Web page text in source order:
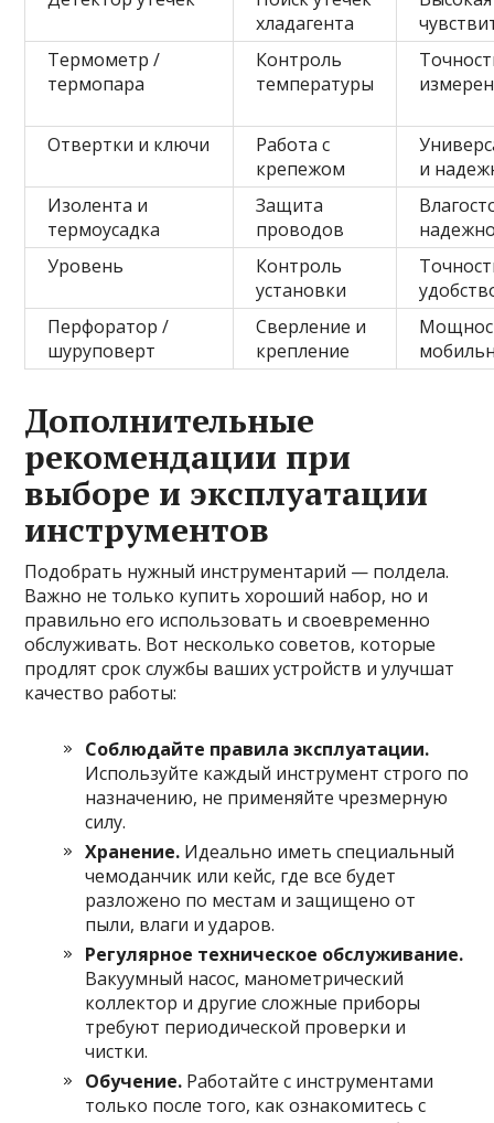
хладагента
Термометр /
термопара
Контроль
температуры
Отвертки и ключи
Работа с
крепежом
и
Изолента и
термоусадка
Защита
проводов
Уровень
Контроль
установки
Перфоратор /
шуруповерт
Сверление и
крепление
Дополнительные
рекомендации при
выборе и эксплуатации
инструментов
Подобрать нужный инструментарий — полдела.
Важно не только купить хороший набор, но и
правильно его использовать и своевременно
обслуживать. Вот несколько советов, которые
продлят срок службы ваших устройств и улучшат
качество работы:
Соблюдайте правила эксплуатации.
Используйте каждый инструмент строго по
назначению, не применяйте чрезмерную
силу.
Хранение. Идеально иметь специальный
чемоданчик или кейс, где все будет
разложено по местам и защищено от
пыли, влаги и ударов.
Регулярное техническое обслуживание.
Вакуумный насос, манометрический
коллектор и другие сложные приборы
требуют периодической проверки и
чистки.
Обучение. Работайте с инструментами
только после того, как ознакомитесь с